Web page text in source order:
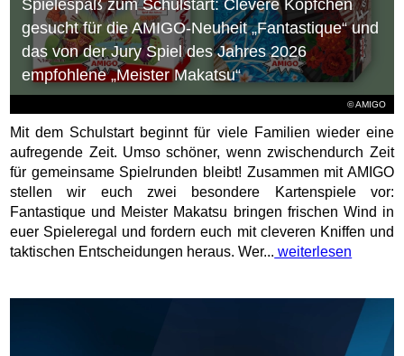
© AMIGO
Spielespaß zum Schulstart: Clevere Köpfchen
gesucht für die AMIGO-Neuheit „Fantastique“ und
das von der Jury Spiel des Jahres 2026
empfohlene „Meister Makatsu“
Mit dem Schulstart beginnt für viele Familien wieder eine
aufregende Zeit. Umso schöner, wenn zwischendurch Zeit
für gemeinsame Spielrunden bleibt! Zusammen mit AMIGO
stellen wir euch zwei besondere Kartenspiele vor:
Fantastique und Meister Makatsu bringen frischen Wind in
euer Spieleregal und fordern euch mit cleveren Kniffen und
taktischen Entscheidungen heraus. Wer... weiterlesen